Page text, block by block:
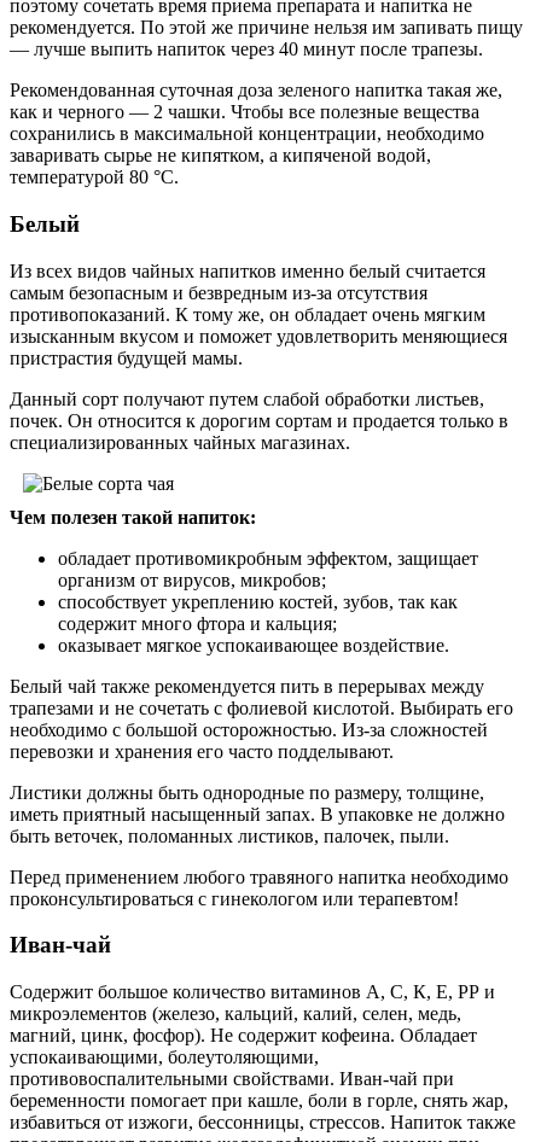
поэтому сочетать время приема препарата и напитка не
рекомендуется. По этой же причине нельзя им запивать пищу
— лучше выпить напиток через 40 минут после трапезы.
Рекомендованная суточная доза зеленого напитка такая же,
как и черного — 2 чашки. Чтобы все полезные вещества
сохранились в максимальной концентрации, необходимо
заваривать сырье не кипятком, а кипяченой водой,
температурой 80 °C.
Белый
Из всех видов чайных напитков именно белый считается
самым безопасным и безвредным из-за отсутствия
противопоказаний. К тому же, он обладает очень мягким
изысканным вкусом и поможет удовлетворить меняющиеся
пристрастия будущей мамы.
Данный сорт получают путем слабой обработки листьев,
почек. Он относится к дорогим сортам и продается только в
специализированных чайных магазинах.
Чем полезен такой напиток:
обладает противомикробным эффектом, защищает
организм от вирусов, микробов;
способствует укреплению костей, зубов, так как
содержит много фтора и кальция;
оказывает мягкое успокаивающее воздействие.
Белый чай также рекомендуется пить в перерывах между
трапезами и не сочетать с фолиевой кислотой. Выбирать его
необходимо с большой осторожностью. Из-за сложностей
перевозки и хранения его часто подделывают.
Листики должны быть однородные по размеру, толщине,
иметь приятный насыщенный запах. В упаковке не должно
быть веточек, поломанных листиков, палочек, пыли.
Перед применением любого травяного напитка необходимо
проконсультироваться с гинекологом или терапевтом!
Иван-чай
Содержит большое количество витаминов А, С, К, Е, РР и
микроэлементов (железо, кальций, калий, селен, медь,
магний, цинк, фосфор). Не содержит кофеина. Обладает
успокаивающими, болеутоляющими,
противовоспалительными свойствами. Иван-чай при
беременности помогает при кашле, боли в горле, снять жар,
избавиться от изжоги, бессонницы, стрессов. Напиток также